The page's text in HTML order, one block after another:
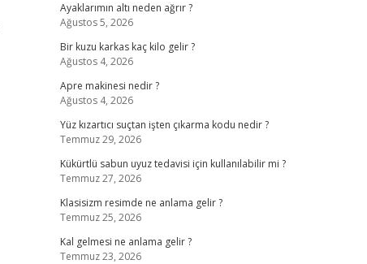
Ayaklarımın altı neden ağrır ?
Ağustos 5, 2026
Bir kuzu karkas kaç kilo gelir ?
Ağustos 4, 2026
Apre makinesi nedir ?
Ağustos 4, 2026
Yüz kızartıcı suçtan işten çıkarma kodu nedir ?
Temmuz 29, 2026
Kükürtlü sabun uyuz tedavisi için kullanılabilir mi ?
Temmuz 27, 2026
Klasisizm resimde ne anlama gelir ?
Temmuz 25, 2026
Kal gelmesi ne anlama gelir ?
Temmuz 23, 2026